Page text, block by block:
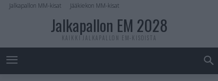
Jalkapallon MM-kisat Jääkiekon MM-kisat
Jalkapallon EM 2028
KAIKKI JALKAPALLON EM-KISOISTA